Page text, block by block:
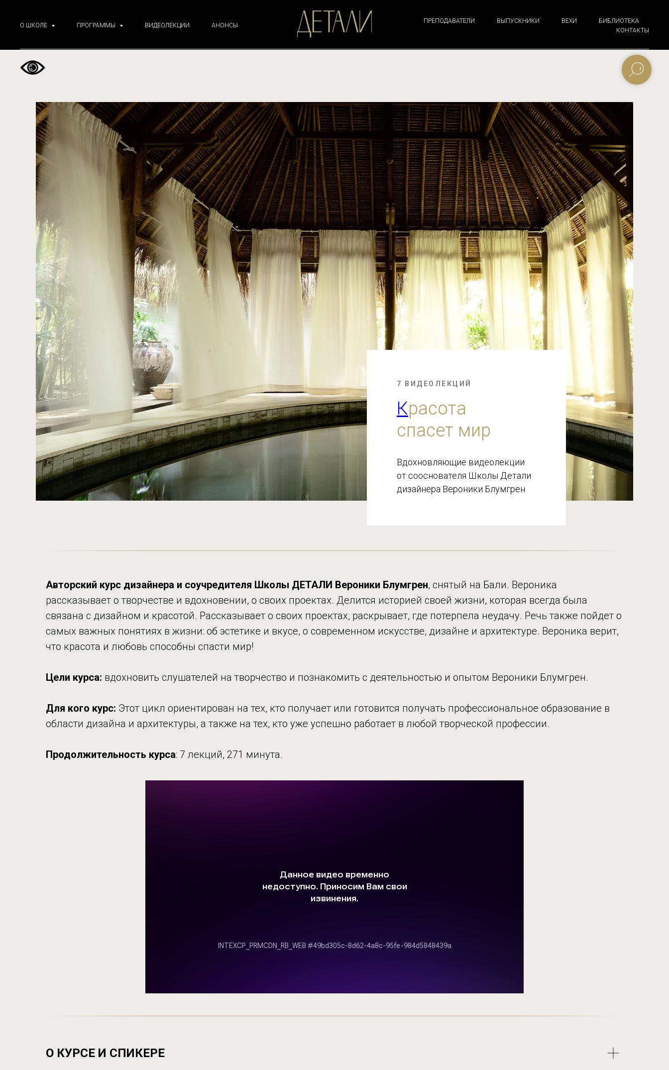
О ШКОЛЕ ПРОГРАММЫ ВИДЕОЛЕКЦИИ АНОНСЫ
ПРЕПОДАВАТЕЛИ ВЫПУСКНИКИ ВЕХИ
БИБЛИОТЕКА
КОНТАКТЫ
7 ВИДЕОЛЕКЦИЙ
Красота
спасет мир
Вдохновляющие видеолекции
от сооснователя Школы Детали
дизайнера Вероники Блумгрен
Авторский курс дизайнера и соучредителя Школы ДЕТАЛИ Вероники Блумгрен, снятый на Бали. Вероника
рассказывает о творчестве и вдохновении, о своих проектах. Делится историей своей жизни, которая всегда была
связана с дизайном и красотой. Рассказывает о своих проектах, раскрывает, где потерпела неудачу. Речь также пойдет о
самых важных понятиях в жизни: об эстетике и вкусе, о современном искусстве, дизайне и архитектуре. Вероника верит,
что красота и любовь способны спасти мир!
Цели курса: вдохновить слушателей на творчество и познакомить с деятельностью и опытом Вероники Блумгрен.
Для кого курс: Этот цикл ориентирован на тех, кто получает или готовится получать профессиональное образование в
области дизайна и архитектуры, а также на тех, кто уже успешно работает в любой творческой профессии.
Продолжительность курса: 7 лекций, 271 минута.
О КУРСЕ И СПИКЕРЕ